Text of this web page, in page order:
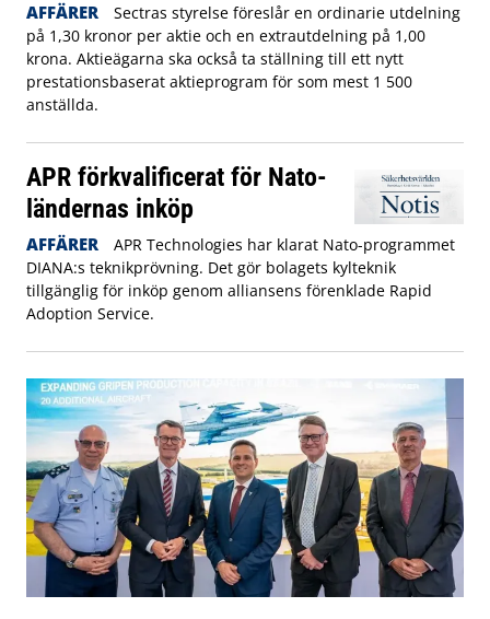
AFFÄRER
Sectras styrelse föreslår en ordinarie utdelning
på 1,30 kronor per aktie och en extrautdelning på 1,00
krona. Aktieägarna ska också ta ställning till ett nytt
prestationsbaserat aktieprogram för som mest 1 500
anställda.
APR förkvalificerat för Nato-
ländernas inköp
AFFÄRER
APR Technologies har klarat Nato-programmet
DIANA:s teknikprövning. Det gör bolagets kylteknik
tillgänglig för inköp genom alliansens förenklade Rapid
Adoption Service.